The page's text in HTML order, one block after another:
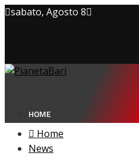
sabato, Agosto 8
Cookie Policy
HOME
Home
News